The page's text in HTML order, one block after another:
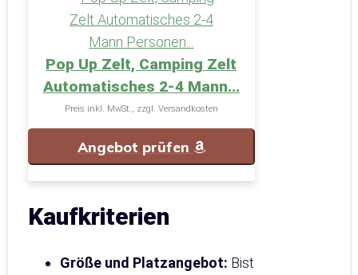
Pop Up Zelt, Camping Zelt
Automatisches 2-4 Mann...
Preis inkl. MwSt., zzgl. Versandkosten
Angebot prüfen
Kaufkriterien
Größe und Platzangebot: Bist